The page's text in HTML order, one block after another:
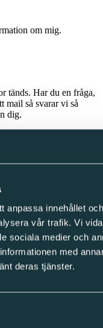
anpassa innehållet
vår trafik. Vi
sociala medier och
med
deras tjänster.
om mig.
tänds. Har du en fråga,
mail så svarar vi så
dig.